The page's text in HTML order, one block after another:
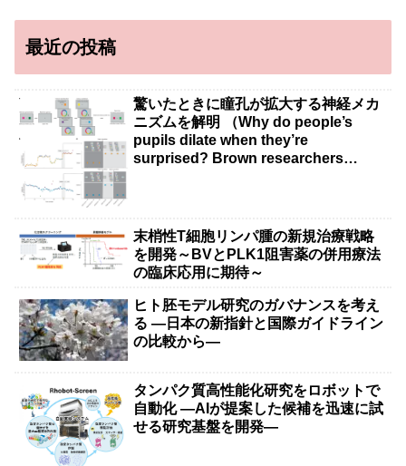
最近の投稿
驚いたときに瞳孔が拡大する神経メカ
ニズムを解明 （Why do people’s
pupils dilate when they’re
surprised? Brown researchers
末梢性T細胞リンパ腫の新規治療戦略
を開発～BVとPLK1阻害薬の併用療法
の臨床応用に期待～
ヒト胚モデル研究のガバナンスを考え
る ―日本の新指針と国際ガイドライン
の比較から―
タンパク質高性能化研究をロボットで
自動化 ―AIが提案した候補を迅速に試
せる研究基盤を開発―